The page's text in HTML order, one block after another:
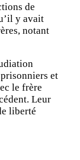
de
y avait
notant
et
le frère
Leur
liberté